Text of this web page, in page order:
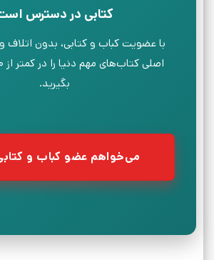
کتابی در دسترس
با عضویت کباب و کتابی، بدون اتلاف
بگیرید.
می‌خواهم عضو کباب و